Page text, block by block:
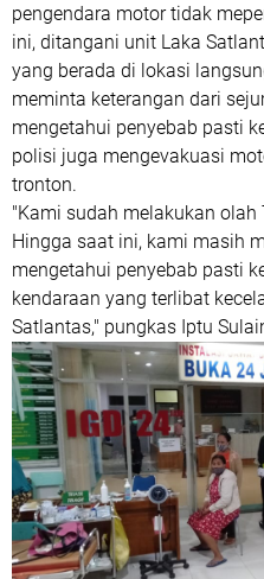
pengendara motor tidak
ini, ditangani unit Laka
yang berada di lokasi
meminta keterangan dari
mengetahui penyebab pasti
polisi juga mengevakuasi
tronton.
"Kami sudah melakukan
Hingga saat ini, kami masih
mengetahui penyebab pasti
kendaraan yang terlibat
Satlantas," pungkas Iptu